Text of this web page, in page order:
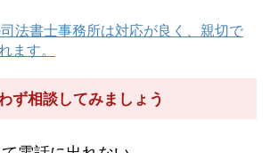
法書士事務所は対応が良く、親切で
ます。
ず相談してみましょう